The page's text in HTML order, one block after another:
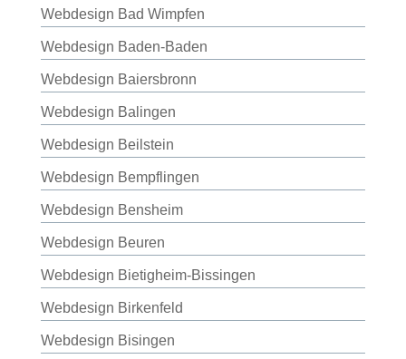
Webdesign Bad Wimpfen
Webdesign Baden-Baden
Webdesign Baiersbronn
Webdesign Balingen
Webdesign Beilstein
Webdesign Bempflingen
Webdesign Bensheim
Webdesign Beuren
Webdesign Bietigheim-Bissingen
Webdesign Birkenfeld
Webdesign Bisingen